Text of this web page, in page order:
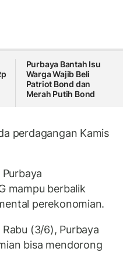
Purbaya Bantah Isu
Warga Wajib Beli
Patriot Bond dan
Merah Putih Bond
perdagangan Kamis
mampu berbalik
perekonomian.
(3/6), Purbaya
bisa mendorong